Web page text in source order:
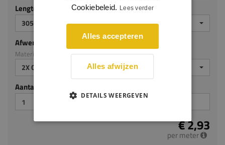
Lengte (mm)
3050
Afwerking
Materiaal: MDF v313
2X GEGROND
Aantal stuks
€ 2,93
per meter
Cookiebeleid. Lees verder
Alles accepteren
Alles afwijzen
DETAILS WEERGEVEN